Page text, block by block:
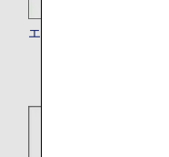
エバー航空